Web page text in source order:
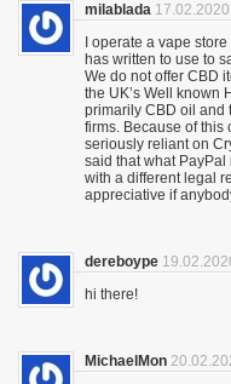
milablada
I operate a vape
has written to use to
We do not offer CBD
the UK’s Well known
primarily CBD oil and
firms. Because of this
seriously reliant on
said that what
with a different legal
appreciative if
dereboype
hi there!
MichaelMon